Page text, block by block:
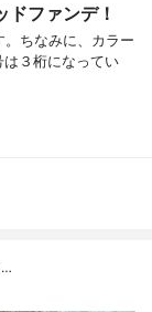
ファンデ！
ちなみに、カラー
３桁になってい
…